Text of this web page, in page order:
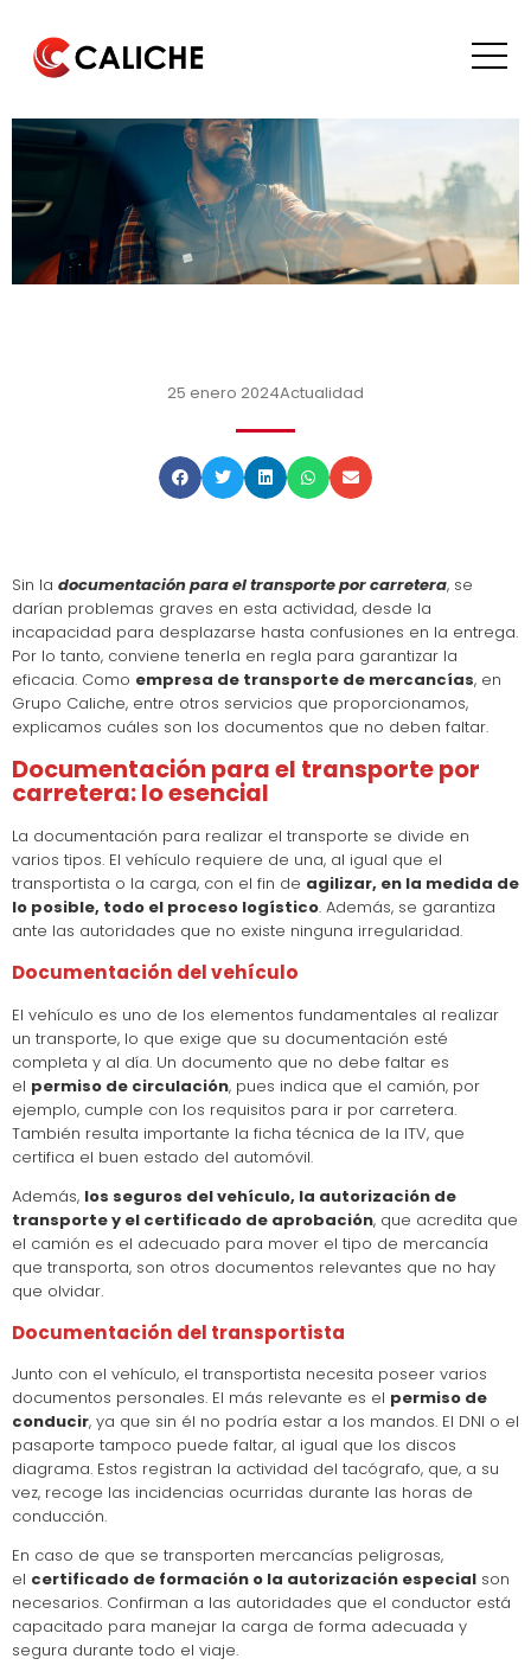
25 enero 2024Actualidad
Sin la documentación para el transporte por carretera, se
darían problemas graves en esta actividad, desde la
incapacidad para desplazarse hasta confusiones en la entrega.
Por lo tanto, conviene tenerla en regla para garantizar la
eficacia. Como empresa de transporte de mercancías, en
Grupo Caliche, entre otros servicios que proporcionamos,
explicamos cuáles son los documentos que no deben faltar.
Documentación para el transporte por
carretera: lo esencial
La documentación para realizar el transporte se divide en
varios tipos. El vehículo requiere de una, al igual que el
transportista o la carga, con el fin de agilizar, en la medida de
lo posible, todo el proceso logístico. Además, se garantiza
ante las autoridades que no existe ninguna irregularidad.
Documentación del vehículo
El vehículo es uno de los elementos fundamentales al realizar
un transporte, lo que exige que su documentación esté
completa y al día. Un documento que no debe faltar es
el permiso de circulación, pues indica que el camión, por
ejemplo, cumple con los requisitos para ir por carretera.
También resulta importante la ficha técnica de la ITV, que
certifica el buen estado del automóvil.
Además, los seguros del vehículo, la autorización de
transporte y el certificado de aprobación, que acredita que
el camión es el adecuado para mover el tipo de mercancía
que transporta, son otros documentos relevantes que no hay
que olvidar.
Documentación del transportista
Junto con el vehículo, el transportista necesita poseer varios
documentos personales. El más relevante es el permiso de
conducir, ya que sin él no podría estar a los mandos. El DNI o el
pasaporte tampoco puede faltar, al igual que los discos
diagrama. Estos registran la actividad del tacógrafo, que, a su
vez, recoge las incidencias ocurridas durante las horas de
conducción.
En caso de que se transporten mercancías peligrosas,
el certificado de formación o la autorización especial son
necesarios. Confirman a las autoridades que el conductor está
capacitado para manejar la carga de forma adecuada y
segura durante todo el viaje.